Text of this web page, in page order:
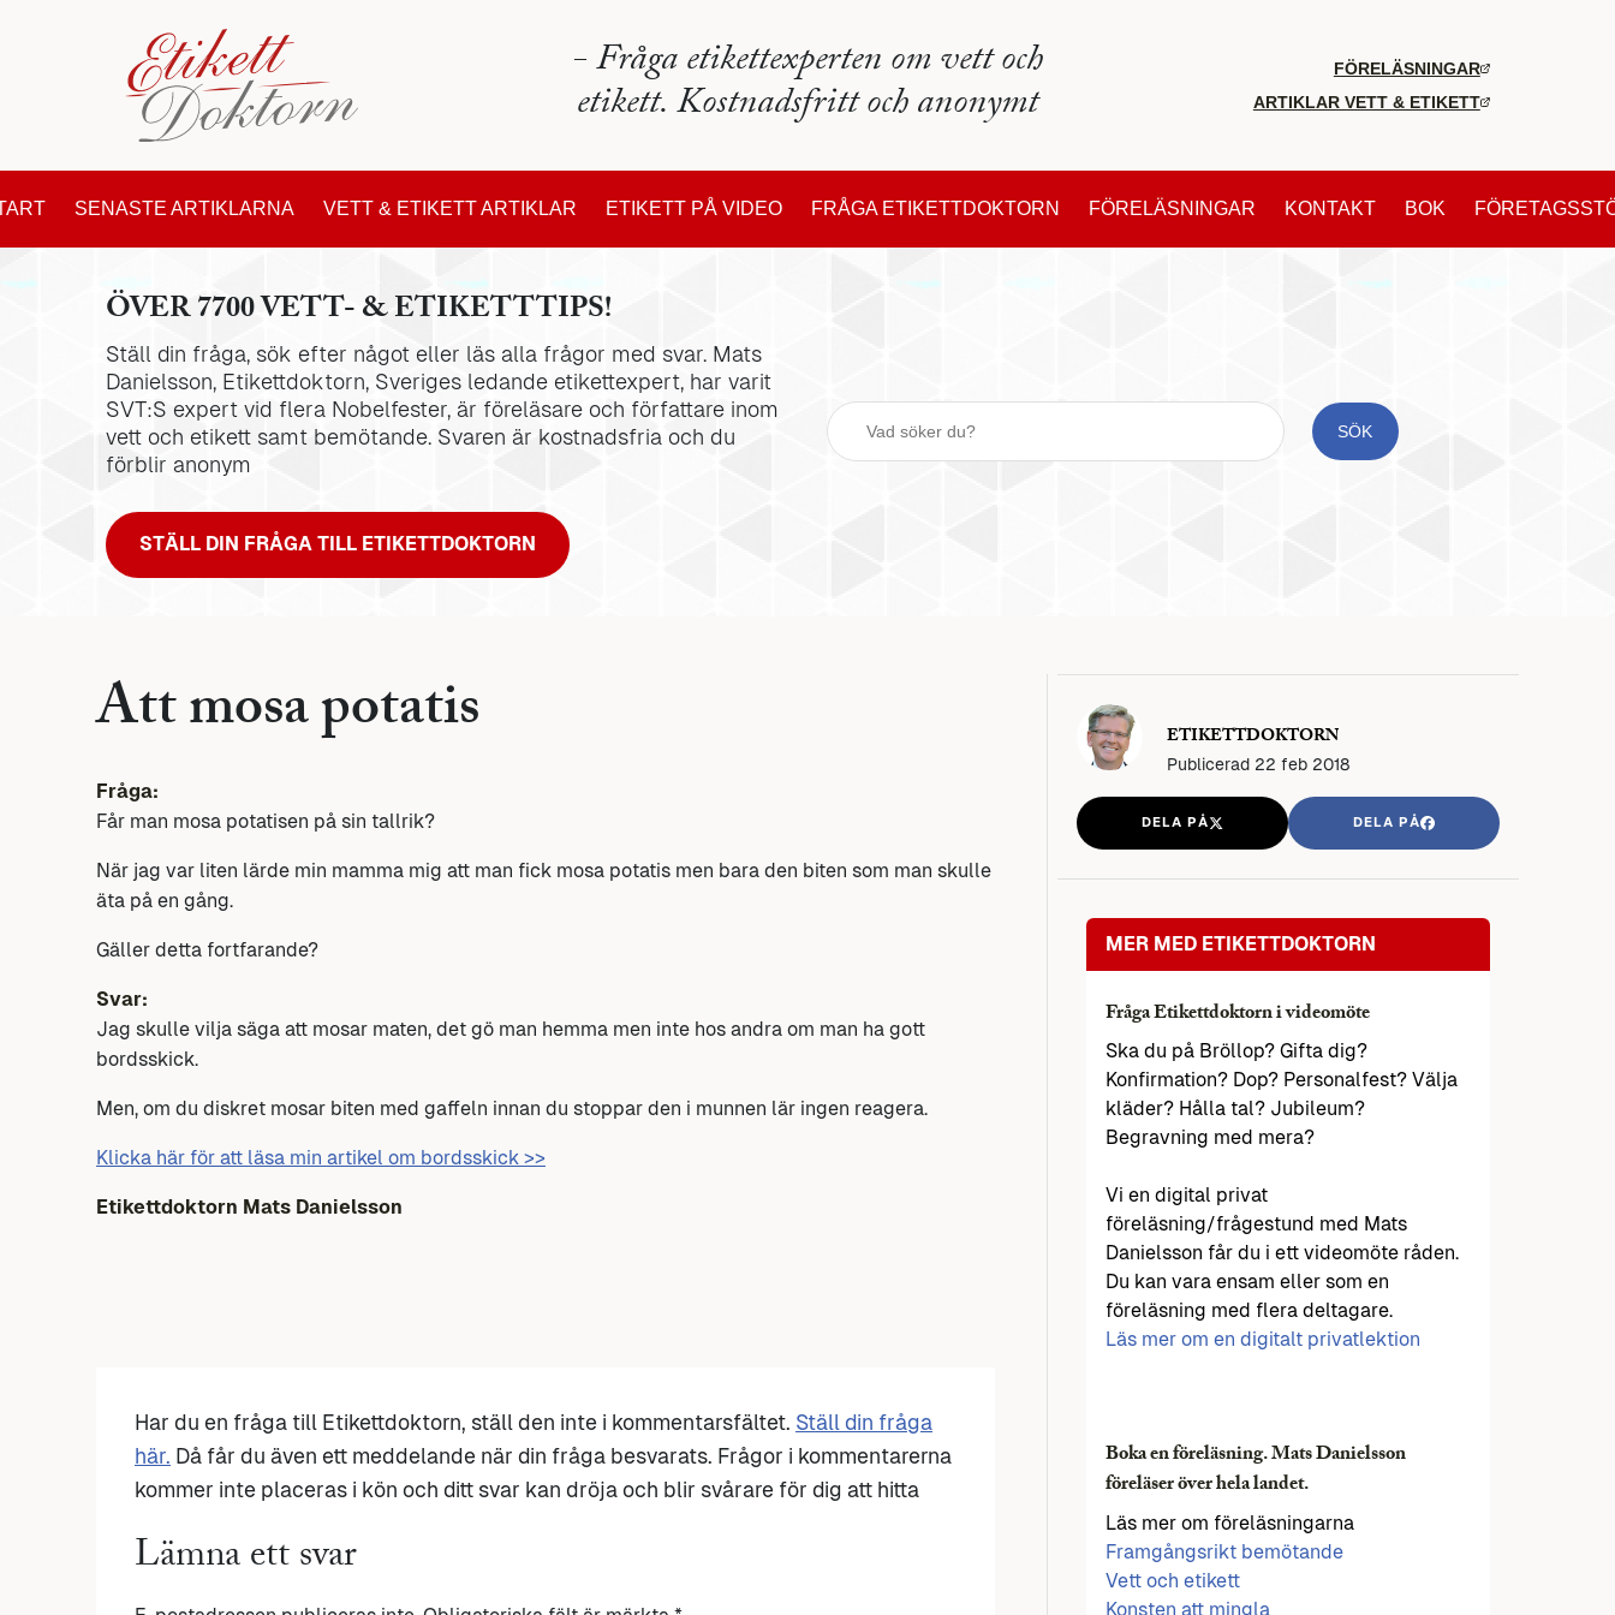
- Fråga etikettexperten om vett och
etikett. Kostnadsfritt och anonymt
FÖRELÄSNINGAR
ARTIKLAR VETT & ETIKETT
SENASTE ARTIKLARNA VETT & ETIKETT ARTIKLAR ETIKETT PÅ VIDEO FRÅGA ETIKETTDOKTORN FÖRELÄSNINGAR KONTAKT BOK
ÖVER 7700 VETT- & ETIKETTTIPS!
Ställ din fråga, sök efter något eller läs alla frågor med svar. Mats
Danielsson, Etikettdoktorn, Sveriges ledande etikettexpert, har varit
SVT:S expert vid flera Nobelfester, är föreläsare och författare inom
vett och etikett samt bemötande. Svaren är kostnadsfria och du
förblir anonym
STÄLL DIN FRÅGA TILL ETIKETTDOKTORN
Att mosa potatis
Fråga:
Får man mosa potatisen på sin tallrik?
När jag var liten lärde min mamma mig att man fick mosa potatis men bara den biten som man skulle
äta på en gång.
Gäller detta fortfarande?
Svar:
Jag skulle vilja säga att mosar maten, det gö man hemma men inte hos andra om man ha gott
bordsskick.
Men, om du diskret mosar biten med gaffeln innan du stoppar den i munnen lär ingen reagera.
Klicka här för att läsa min artikel om bordsskick >>
Etikettdoktorn Mats Danielsson
Har du en fråga till Etikettdoktorn, ställ den inte i kommentarsfältet. Ställ din fråga
här. Då får du även ett meddelande när din fråga besvarats. Frågor i kommentarerna
kommer inte placeras i kön och ditt svar kan dröja och blir svårare för dig att hitta
Lämna ett svar
ETIKETTDOKTORN
Publicerad 22 feb 2018
DELA PÅ DELA PÅ
MER MED ETIKETTDOKTORN
Fråga Etikettdoktorn i videomöte
Ska du på Bröllop? Gifta dig?
Konfirmation? Dop? Personalfest? Välja
kläder? Hålla tal? Jubileum?
Begravning med mera?
Vi en digital privat
föreläsning/frågestund med Mats
Danielsson får du i ett videomöte råden.
Du kan vara ensam eller som en
föreläsning med flera deltagare.
Läs mer om en digitalt privatlektion
Boka en föreläsning. Mats Danielsson
föreläser över hela landet.
Läs mer om föreläsningarna
Framgångsrikt bemötande
Vett och etikett
Konsten att mingla